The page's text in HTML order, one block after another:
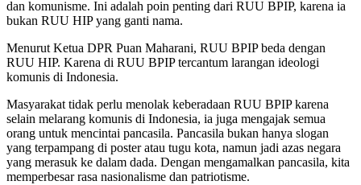
dan komunisme. Ini adalah poin penting dari RUU BPIP, karena ia
bukan RUU HIP yang ganti nama.
Menurut Ketua DPR Puan Maharani, RUU BPIP beda dengan
RUU HIP. Karena di RUU BPIP tercantum larangan ideologi
komunis di Indonesia.
Masyarakat tidak perlu menolak keberadaan RUU BPIP karena
selain melarang komunis di Indonesia, ia juga mengajak semua
orang untuk mencintai pancasila. Pancasila bukan hanya slogan
yang terpampang di poster atau tugu kota, namun jadi azas negara
yang merasuk ke dalam dada. Dengan mengamalkan pancasila, kita
memperbesar rasa nasionalisme dan patriotisme.